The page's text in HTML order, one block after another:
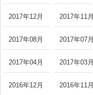
2017年12月 2017年11月
2017年08月 2017年07月
2017年04月 2017年03月
2016年12月 2016年11月